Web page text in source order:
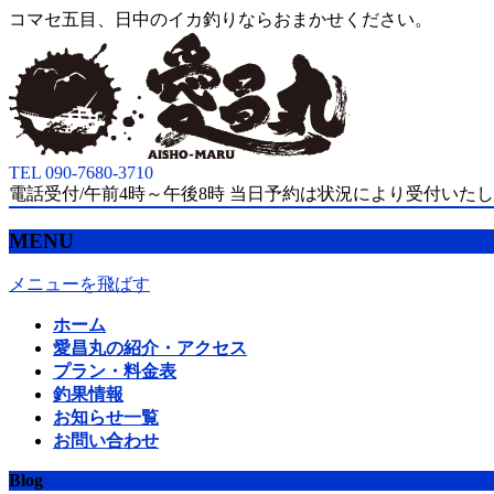
コマセ五目、日中のイカ釣りならおまかせください。
TEL 090-7680-3710
電話受付/午前4時～午後8時 当日予約は状況により受付いた
MENU
メニューを飛ばす
ホーム
愛昌丸の紹介・アクセス
プラン・料金表
釣果情報
お知らせ一覧
お問い合わせ
Blog